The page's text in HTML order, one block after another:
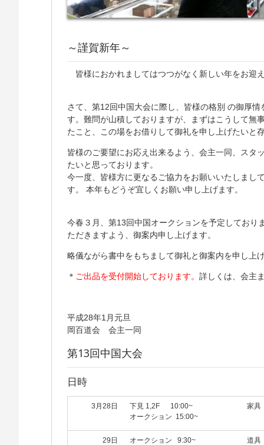
～謹賀新年～
皆様におかれましてはつつがなく新しい年をお迎
さて、第12回中国大会に際し、皆様の格別 の御厚
す。難問が山積しておりますが、まずはこうして無
たこと、この場をお借りして御礼を申し上げたいと
皆様のご要望にお応え出来るよう、会主一同、スタ
たいと思っております。
今一度、皆様方に更なるご協力をお願いいたしまし
す。 本年もどうぞ宜しくお願い申し上げます。
今春３月、第13回中国オークションを予定しており
ただきますよう、御案内申し上げます。
略儀ながら書中をもちまして御礼と御案内を申し上
＊ ご出品を受付開始しております。 詳しくは、会主
平成28年1
岡百道会 会主一同
第13回中国大会
日時
3月28日
下見 1,2F 10:00~
オークション 15:00~
家具
29日 オークション 9:30~ 道具